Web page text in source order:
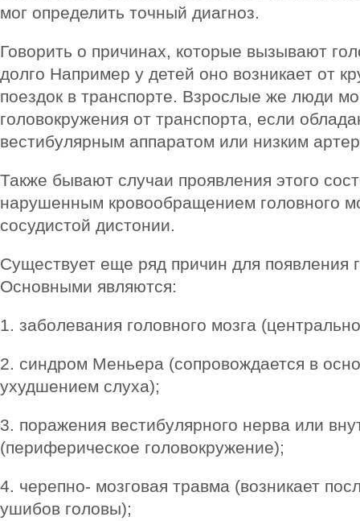
мог определить точный диагноз.
Говорить о причинах, которые вызывают
долго Например у детей оно возникает от
поездок в транспорте. Взрослые же люди
головокружения от транспорта, если
вестибулярным аппаратом или низким
Также бывают случаи проявления этого
нарушенным кровообращением головного
сосудистой дистонии.
Существует еще ряд причин для появления
Основными являются:
1. заболевания головного мозга
2. синдром Меньера (сопровождается в
ухудшением слуха);
3. поражения вестибулярного нерва или
(периферическое головокружение);
4. черепно- мозговая травма (возникает
ушибов головы);